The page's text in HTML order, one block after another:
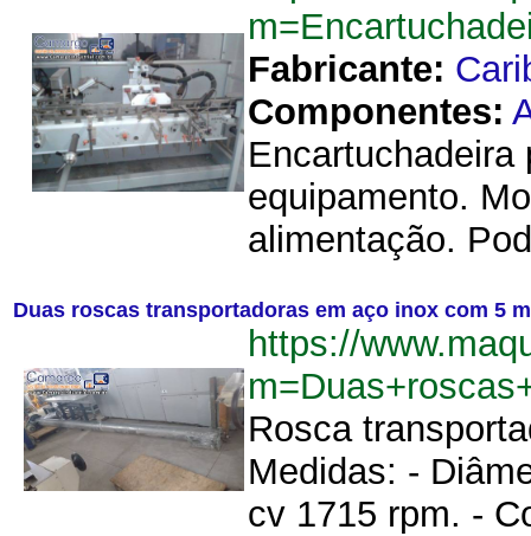
Fabricante:
Componentes:
Encartuchadeira
equipamento.
alimentação.
Duas roscas transportadoras em aço inox com 5
https://
Rosca
Medidas: -
cv 1715 rpm. -